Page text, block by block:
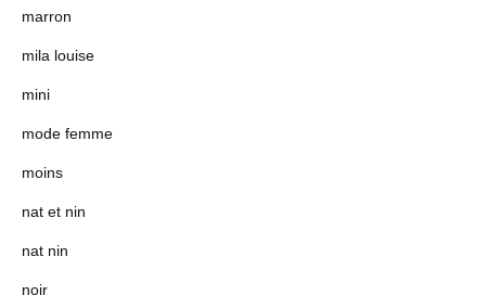
marron
mila louise
mini
mode femme
moins
nat et nin
nat nin
noir